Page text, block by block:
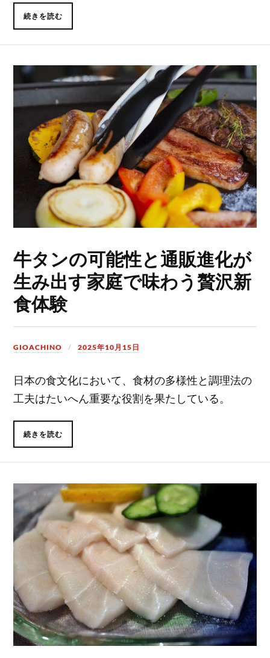
続きを読む
牛タンの可能性と通販進化が
生み出す家庭で味わう贅沢新
食体験
GIOACHINO 2025年10月15日
日本の食文化において、食材の多様性と調理法の
工夫はたいへん重要な役割を果たしている。
続きを読む